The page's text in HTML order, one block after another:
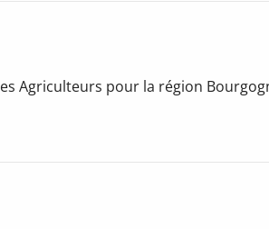
Agriculteurs pour la région